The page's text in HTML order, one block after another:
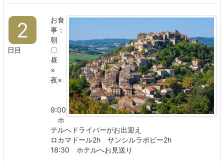
2
日目
お食
事：
朝
〇
昼
×
夜×
9:00
ホ
テルへドライバーがお出迎え
ロカマドール2h サンシルラポピー2h
18:30 ホテルへお見送り